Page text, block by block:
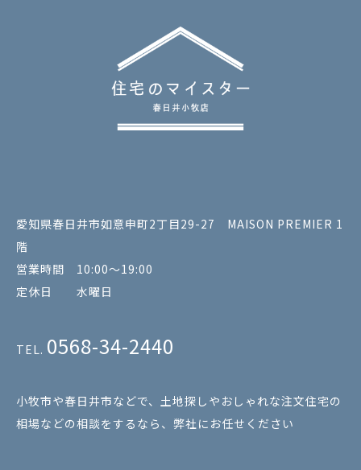
愛知県春日井市如意申町2丁目29-27 MAISON PREMIER 1
階
営業時間 10:00～19:00
定休日 水曜日
TEL. 0568-34-2440
小牧市や春日井市などで、土地探しやおしゃれな注文住宅の
相場などの相談をするなら、弊社にお任せください